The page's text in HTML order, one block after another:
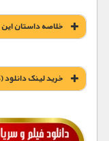
خلاصه داستان
خريد لينک دانلود
1900 تومان – خريد لينک دانلود (افزودن به سبد خريد)